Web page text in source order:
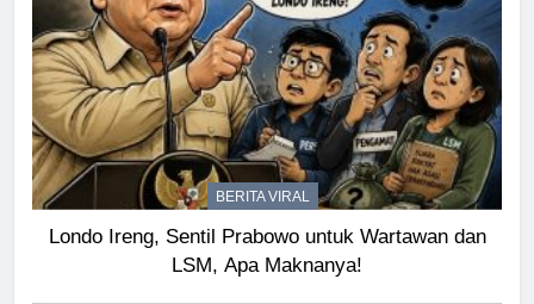
BERITA VIRAL
Londo Ireng, Sentil Prabowo untuk Wartawan dan
LSM, Apa Maknanya!